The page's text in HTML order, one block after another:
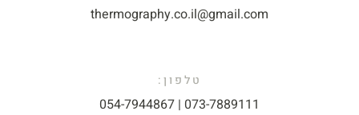
thermography.co.il@gmail.com​
טלפון:
073-7889111 | 054-7944867​